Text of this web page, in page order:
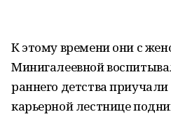
К этому времени они с
Минигалеевной
раннего детства приучали
карьерной лестнице